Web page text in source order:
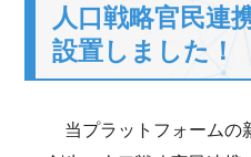
人口戦略官民連
設置しました！
当プラットフォームの